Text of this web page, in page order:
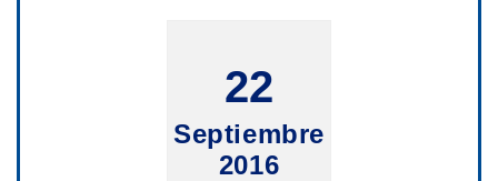
22
Septiembre
2016